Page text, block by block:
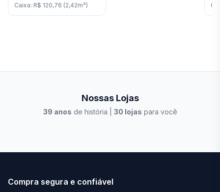
Caixa: R$ 120,76 (2,42m²)
Nossas Lojas
39 anos de história | 30 lojas para você
Compra segura e confiável